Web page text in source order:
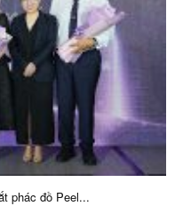
phác đồ Peel...